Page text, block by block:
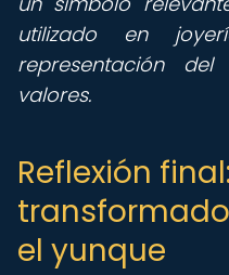
utilizado en
representación
valores.
Reflexión
el yunque